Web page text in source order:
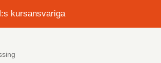
kursansvariga